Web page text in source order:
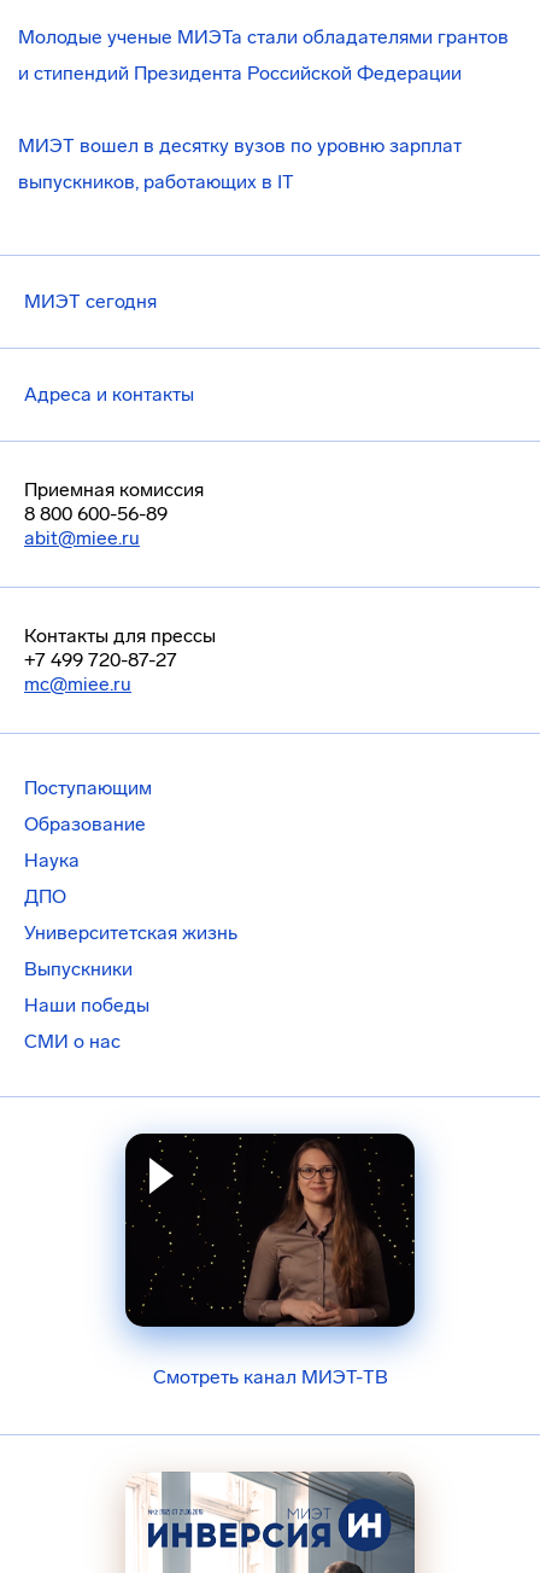
Молодые ученые МИЭТа стали обладателями грантов
и стипендий Президента Российской Федерации
МИЭТ вошел в десятку вузов по уровню зарплат
выпускников, работающих в IT
МИЭТ сегодня
Адреса и контакты
Приемная комиссия
8 800 600-56-89
abit@miee.ru
Контакты для прессы
+7 499 720-87-27
mc@miee.ru
Поступающим
Образование
Наука
ДПО
Университетская жизнь
Выпускники
Наши победы
СМИ о нас
Смотреть канал МИЭТ-ТВ